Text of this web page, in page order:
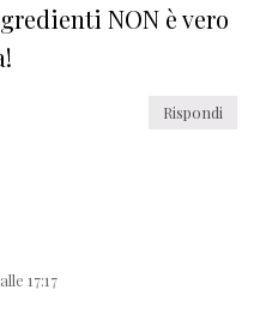
NON è vero
Rispondi
17:17